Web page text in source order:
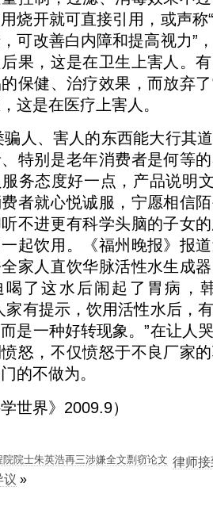
烧开就可直接引用，或声称
可改善白内障和提高视力”
果，这是在卫生上害人。
保健、治疗效果，而放弃
这是在医疗上害人。
人、害人的东西能大行其
特别是老年消费者是何等
务态度好一点，产品说明
者就心悦诚服，宁愿相信
不进更有科学头脑的子女
起饮用。《福州晚报》报
家人直饮华脉活性水生成
喝了这水后闹起了胃病，
家有提示，饮用活性水后，
是一种好转现象。”在让人
怒，不仅愤怒于不良厂家
的不做为。
学世界》2009.9）
院院士朱英浩再三涉嫌全文剽窃论文 律师
议 »